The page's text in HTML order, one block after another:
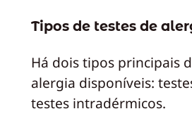
Tipos de testes de
Há dois tipos principais
alergia disponíveis:
testes intradérmicos.